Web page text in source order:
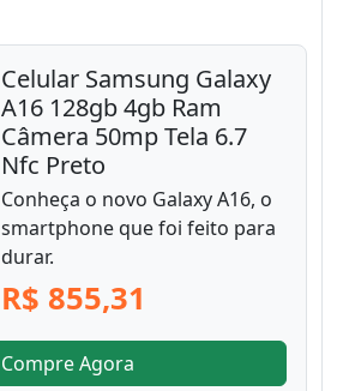
Celular Samsung Galaxy
A16 128gb 4gb Ram
Câmera 50mp Tela 6.7
Nfc Preto
Conheça o novo Galaxy A16, o
smartphone que foi feito para
durar.
R$ 855,31
Compre Agora